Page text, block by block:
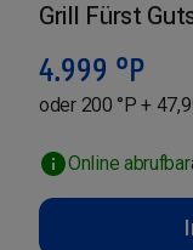
Grill Fürst
4.999 °P
oder 200 °P +
Online abrufbar